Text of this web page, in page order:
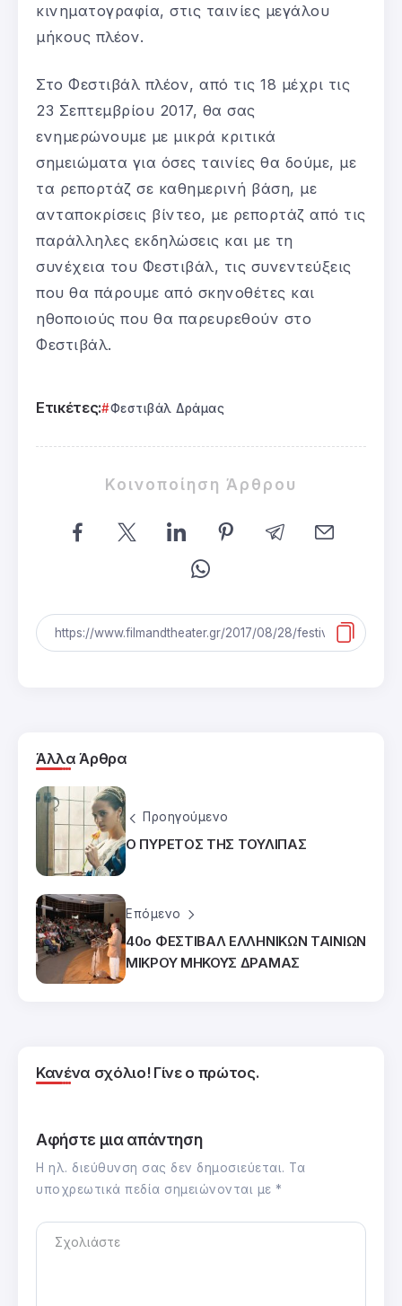
κινηματογραφία, στις ταινίες μεγάλου
μήκους πλέον.
Στο Φεστιβάλ πλέον, από τις 18 μέχρι τις
23 Σεπτεμβρίου 2017, θα σας
ενημερώνουμε με μικρά κριτικά
σημειώματα για όσες ταινίες θα δούμε, με
τα ρεπορτάζ σε καθημερινή βάση, με
ανταποκρίσεις βίντεο, με ρεπορτάζ από τις
παράλληλες εκδηλώσεις και με τη
συνέχεια του Φεστιβάλ, τις συνεντεύξεις
που θα πάρουμε από σκηνοθέτες και
ηθοποιούς που θα παρευρεθούν στο
Φεστιβάλ.
Ετικέτες: Φεστιβάλ Δράμας
Κοινοποίηση Άρθρου
Άλλα Άρθρα
Προηγούμενο
Ο ΠΥΡΕΤΟΣ ΤΗΣ ΤΟΥΛΙΠΑΣ
Επόμενο
40o ΦΕΣΤΙΒΑΛ ΕΛΛΗΝΙΚΩΝ ΤΑΙΝΙΩΝ
ΜΙΚΡΟΥ ΜΗΚΟΥΣ ΔΡΑΜΑΣ
Κανένα σχόλιο! Γίνε ο πρώτος.
Αφήστε μια απάντηση
Η ηλ. διεύθυνση σας δεν δημοσιεύεται. Τα
υποχρεωτικά πεδία σημειώνονται με *